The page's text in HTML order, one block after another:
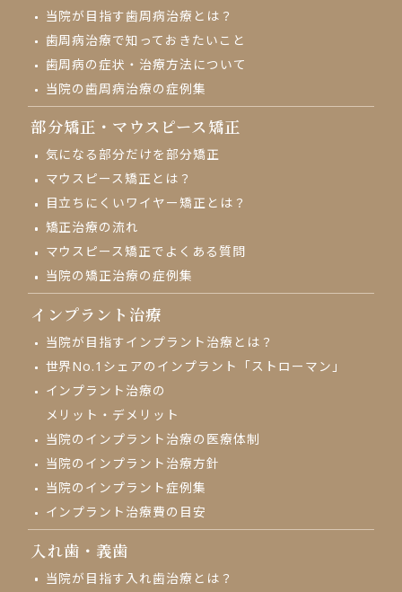
当院が目指す歯周病治療とは？
歯周病治療で知っておきたいこと
歯周病の症状・治療方法について
当院の歯周病治療の症例集
部分矯正・ マウスピース矯正
気になる部分だけを部分矯正
マウスピース矯正とは？
目立ちにくいワイヤー矯正とは？
矯正治療の流れ
マウスピース矯正でよくある質問
当院の矯正治療の症例集
インプラント治療
当院が目指すインプラント治療とは？
世界No.1シェアの インプラント「ストローマン」
インプラント治療の
メリット・デメリット
当院のインプラント治療の 医療体制
当院のインプラント治療方針
当院のインプラント症例集
インプラント治療費の目安
入れ歯・義歯
当院が目指す入れ歯治療とは？